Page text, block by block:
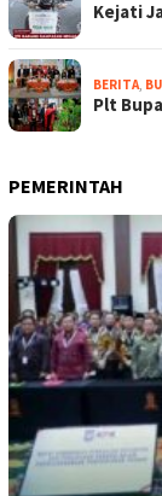
Kejati
BERITA
Plt
PEMERINTAH